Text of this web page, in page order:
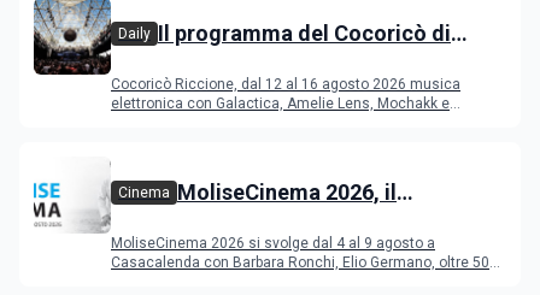
Daily Il programma del Cocoricò di
Cocoricò Riccione, dal 12 al 16 agosto 2026 musica
elettronica con Galactica, Amelie Lens, Mochakk e
Cinema MoliseCinema 2026, il
MoliseCinema 2026 si svolge dal 4 al 9 agosto a
Casacalenda con Barbara Ronchi, Elio Germano, oltre 50